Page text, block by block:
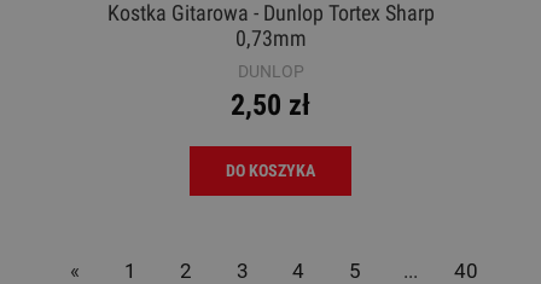
Kostka Gitarowa - Dunlop Tortex Sharp
0,73mm
DUNLOP
2,50 zł
DO KOSZYKA
« 1 2 3 4 5 ... 40